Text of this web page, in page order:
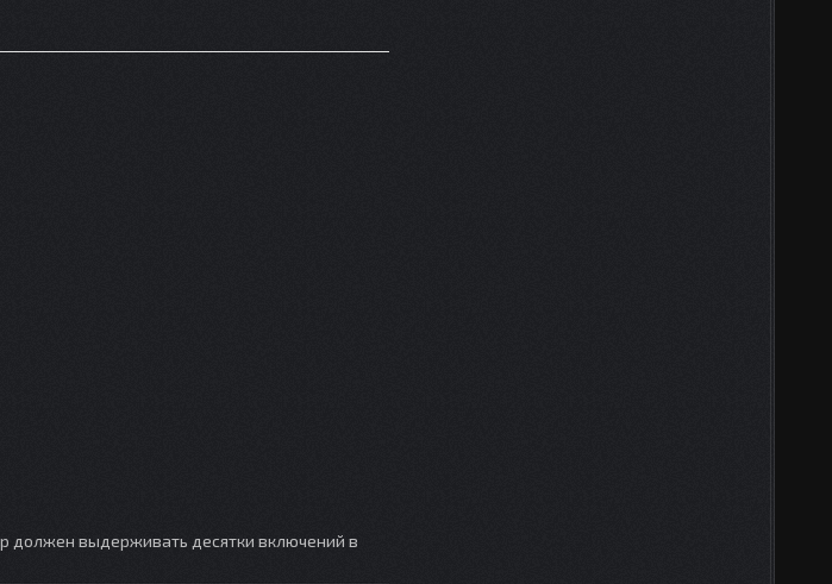
должен выдерживать десятки включений в